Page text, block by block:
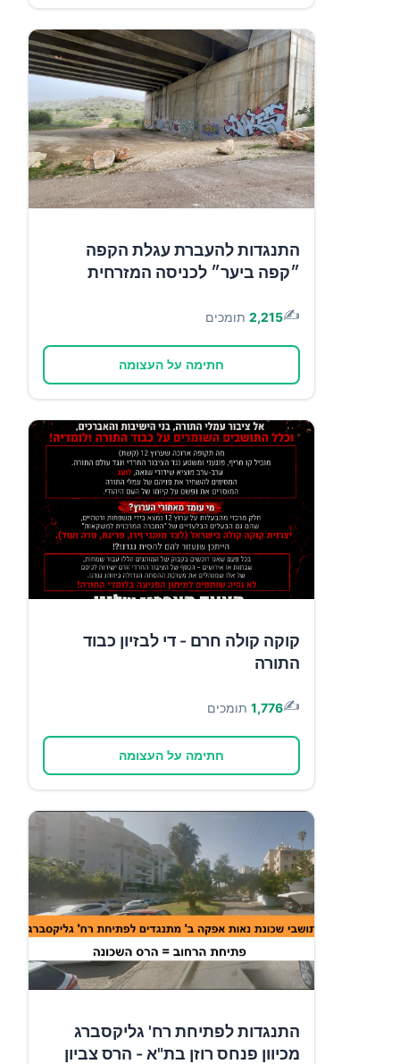
התנגדות להעברת עגלת הקפה
״קפה ביער״ לכניסה המזרחית
✍️
2,215 תומכים
חתימה על העצומה
קוקה קולה חרם - די לבזיון כבוד
התורה
✍️
1,776 תומכים
חתימה על העצומה
התנגדות לפתיחת רח' גליקסברג
מכיוון פנחס רוזן בת"א - הרס צביון